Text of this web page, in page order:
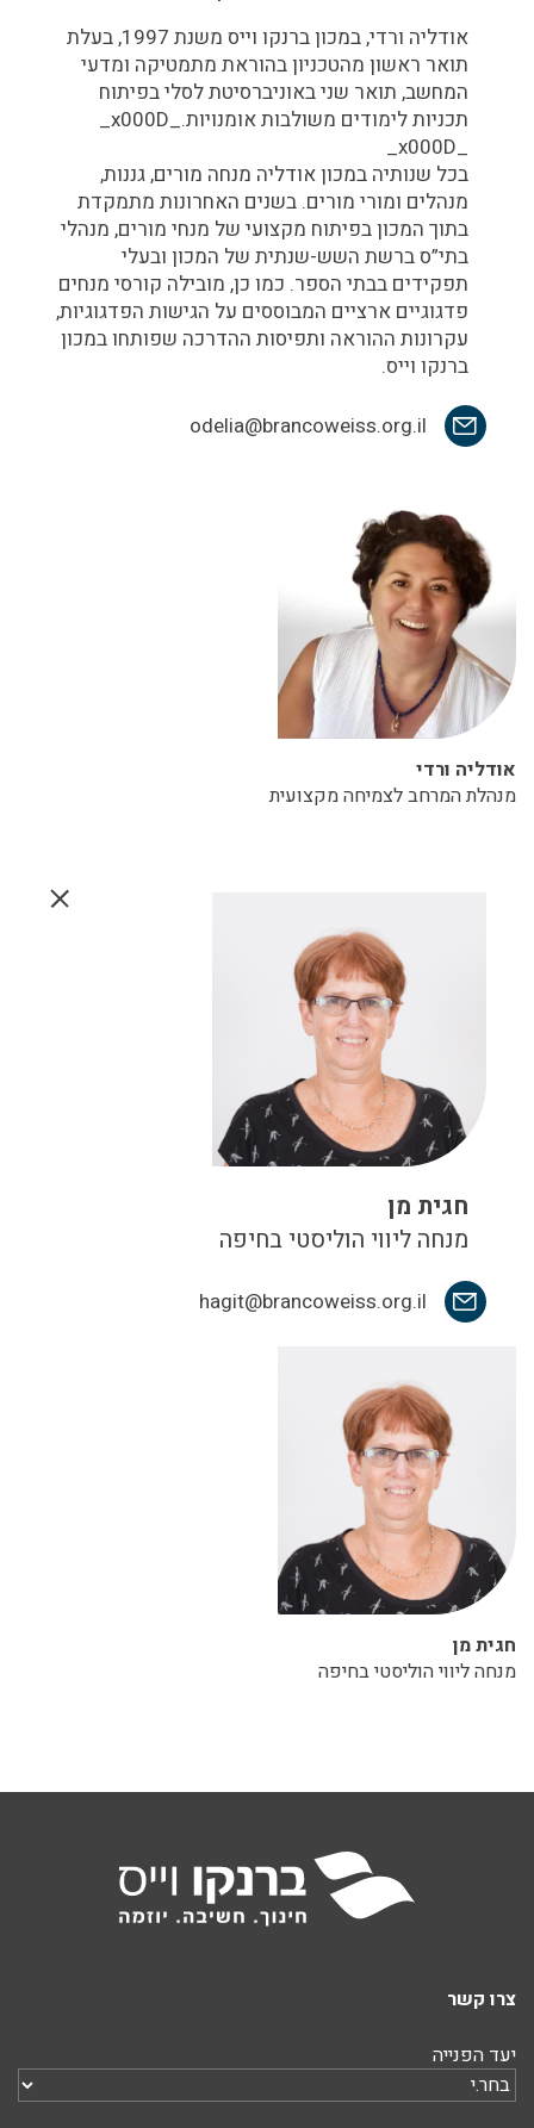
אודליה ורדי, במכון ברנקו וייס משנת 1997, בעלת
תואר ראשון מהטכניון בהוראת מתמטיקה ומדעי
המחשב, תואר שני באוניברסיטת לסלי בפיתוח
תכניות לימודים משולבות אומנויות._x000D_
_x000D_
בכל שנותיה במכון אודליה מנחה מורים, גננות,
מנהלים ומורי מורים. בשנים האחרונות מתמקדת
בתוך המכון בפיתוח מקצועי של מנחי מורים, מנהלי
בתי”ס ברשת השש-שנתית של המכון ובעלי
תפקידים בבתי הספר. כמו כן, מובילה קורסי מנחים
פדגוגיים ארציים המבוססים על הגישות הפדגוגיות,
עקרונות ההוראה ותפיסות ההדרכה שפותחו במכון
ברנקו וייס.
odelia@brancoweiss.org.il
אודליה ורדי
מנהלת המרחב לצמיחה מקצועית
חגית מן
מנחה ליווי הוליסטי בחיפה
hagit@brancoweiss.org.il
חגית מן
מנחה ליווי הוליסטי בחיפה
צרו קשר
יעד הפנייה